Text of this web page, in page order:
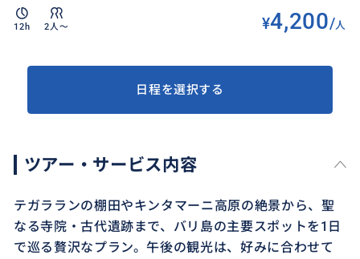
12h 2人〜 ¥4,200/人
日程を選択する
ツアー・サービス内容
テガラランの棚田やキンタマーニ高原の絶景から、聖
なる寺院・古代遺跡まで、バリ島の主要スポットを1日
で巡る贅沢なプラン。午後の観光は、好みに合わせて